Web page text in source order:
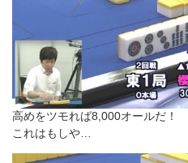
高めをツモれば8,000オールだ！
これはもしや…